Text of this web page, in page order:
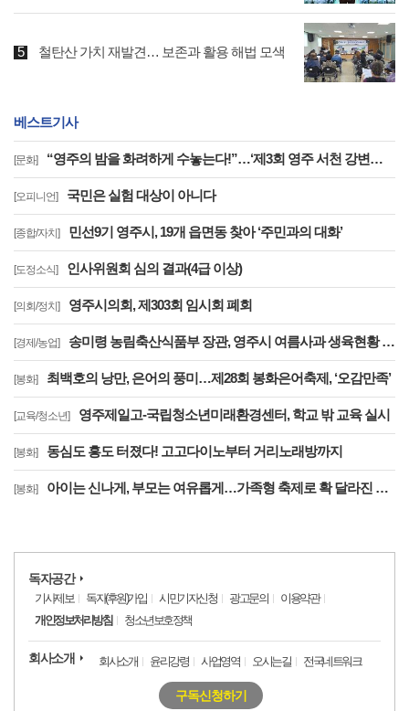
철탄산 가치 재발견… 보존과 활용 해법 모색
베스트기사
[문화] “영주의 밤을 화려하게 수놓는다!”…‘제3회 영주 서천 강변가요제’ 8월 2일 개최
[오피니언] 국민은 실험 대상이 아니다
[종합/자치] 민선9기 영주시, 19개 읍면동 찾아 ‘주민과의 대화’
[도정소식] 인사위원회 심의 결과(4급 이상)
[의회/정치] 영주시의회, 제303회 임시회 폐회
[경제/농업] 송미령 농림축산식품부 장관, 영주시 여름사과 생육현황 및 산지유통 현장점검
[봉화] 최백호의 낭만, 은어의 풍미…제28회 봉화은어축제, ‘오감만족’
[교육/청소년] 영주제일고-국립청소년미래환경센터, 학교 밖 교육 실시
[봉화] 동심도 흥도 터졌다! 고고다이노부터 거리노래방까지
[봉화] 아이는 신나게, 부모는 여유롭게…가족형 축제로 확 달라진 제28회 봉화은어축제
독자공간
기사제보 독자(후원)가입 시민기자신청 광고문의
이용약관
개인정보처리방침
청소년보호정책
회사소개 회사소개 윤리강령 사업영역 오시는길 전국네트워크
구독신청하기